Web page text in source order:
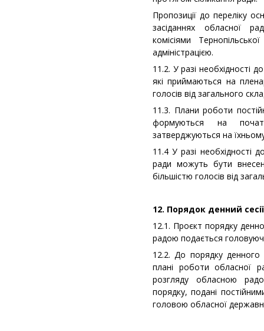
Пропозиції до переліку
засіданнях обласної
комісіями
адміністрацією.
11.2. У разі необхідності
які приймаються на
голосів від загального
11.3. Плани роботи
формуються на
затверджуються на їхньому
11.4 У разі необхідності
ради можуть бути
більшістю голосів від
12. Порядок денний
12.1. Проєкт порядку
радою подається
12.2. До порядку денного
плані роботи обласної
розгляду обласною
порядку, подані
головою обласної